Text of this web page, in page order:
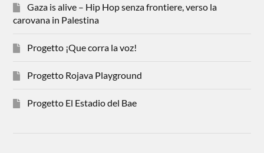
Gaza is alive – Hip Hop senza frontiere, verso la
carovana in Palestina
Progetto ¡Que corra la voz!
Progetto Rojava Playground
Progetto El Estadio del Bae